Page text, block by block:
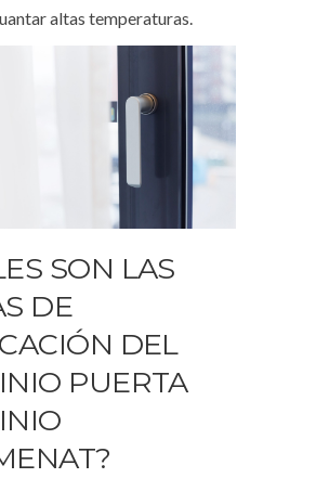
altas temperaturas.
SON LAS
DE
DEL
PUERTA